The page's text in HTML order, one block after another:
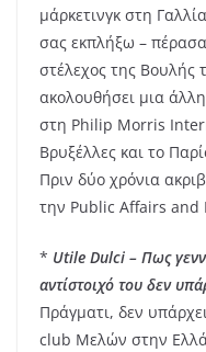
μάρκετινγκ στη
σας εκπλήξω –
στέλεχος της Βουλής
ακολουθήσει μια
στη Philip Morris
Βρυξέλλες και το
Πριν δύο χρόνια
την Public Affairs and
* Utile Dulci – Πως
αντίστοιχό του δεν
Πράγματι, δεν
club Μελών στην